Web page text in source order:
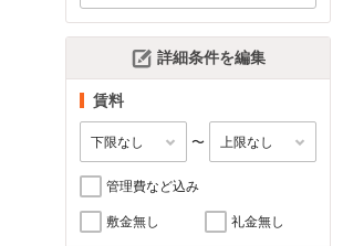
詳細条件を編集
賃料
〜
管理費など込み
敷金無し 礼金無し